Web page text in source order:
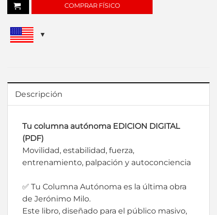
COMPRAR FÍSICO
Descripción
Tu columna autónoma EDICION DIGITAL
(PDF)
Movilidad, estabilidad, fuerza,
entrenamiento, palpación y autoconciencia
✅ Tu Columna Autónoma es la última obra
de Jerónimo Milo.
Este libro, diseñado para el público masivo,